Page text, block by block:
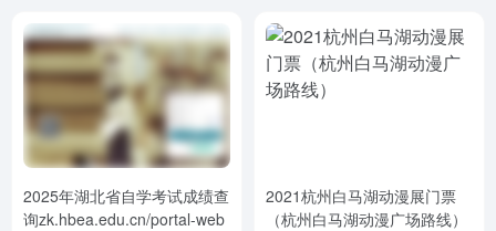
2025年湖北省自学考试成绩查
询zk.hbea.edu.cn/portal-web
2021杭州白马湖动漫展门票
（杭州白马湖动漫广场路线）